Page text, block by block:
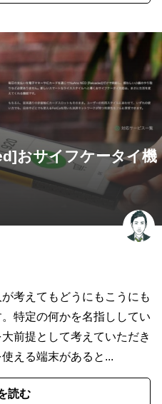
おサイフケータイ機
考えてもどうにもこうにも
特定の何かを名指ししてい
前提として考えていただき
える端末があると...
読む